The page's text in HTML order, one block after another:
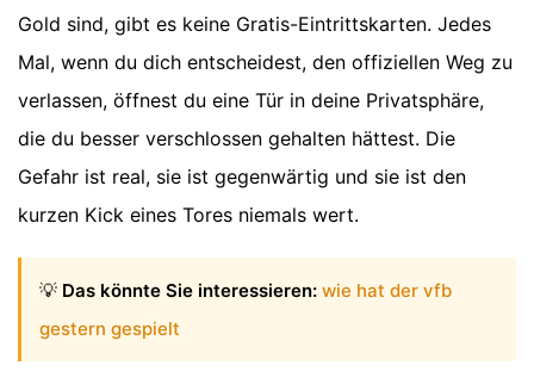
Gold sind, gibt es keine Gratis-Eintrittskarten. Jedes
Mal, wenn du dich entscheidest, den offiziellen Weg zu
verlassen, öffnest du eine Tür in deine Privatsphäre,
die du besser verschlossen gehalten hättest. Die
Gefahr ist real, sie ist gegenwärtig und sie ist den
kurzen Kick eines Tores niemals wert.
💡 Das könnte Sie interessieren: wie hat der vfb
gestern gespielt